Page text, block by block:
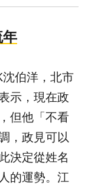
年
伯洋，北市
示，現在政
但他「不看
，政見可以
決定從姓名
的運勢。江